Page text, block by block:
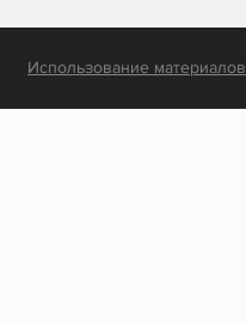
Использование материалов